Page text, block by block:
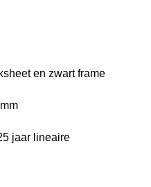
en zwart frame
jaar lineaire